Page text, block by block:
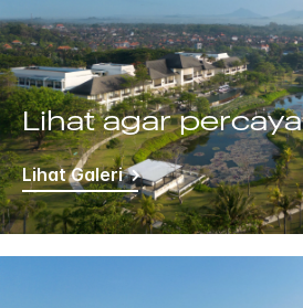
Lihat agar percaya
Lihat Galeri